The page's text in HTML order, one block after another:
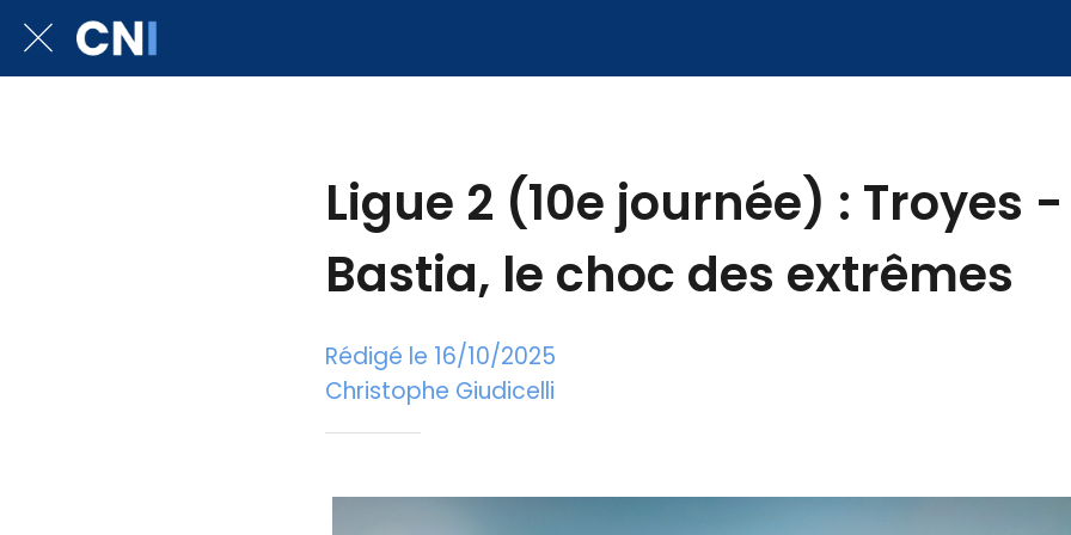
Ligue 2 (10e journée) : Troyes -
Bastia, le choc des extrêmes
Rédigé le 16/10/2025
Christophe Giudicelli